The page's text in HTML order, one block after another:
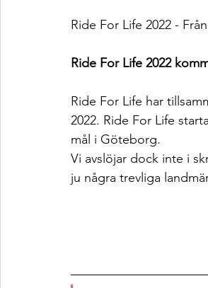
Ride For Life 2022 -
Ride For Life 2022
Ride For Life har
2022. Ride For Life
mål i Göteborg.
Vi avslöjar dock inte i
ju några trevliga